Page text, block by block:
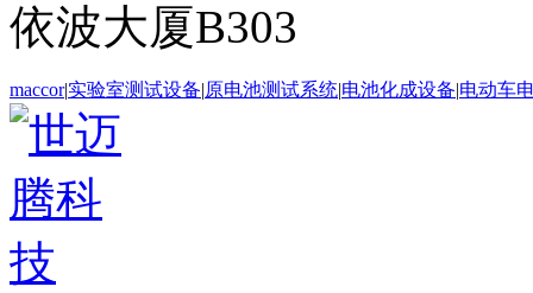
依波大厦B303
maccor|实验室测试设备|原电池测试系统|电池化成设备|电动车